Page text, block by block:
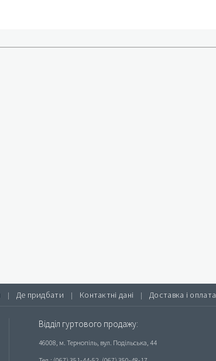
| Де придбати | Контактні дані | Доставка і оплата
Відділ гуртового продажу:
46008, м. Тернопіль, вул. Подільська, 44